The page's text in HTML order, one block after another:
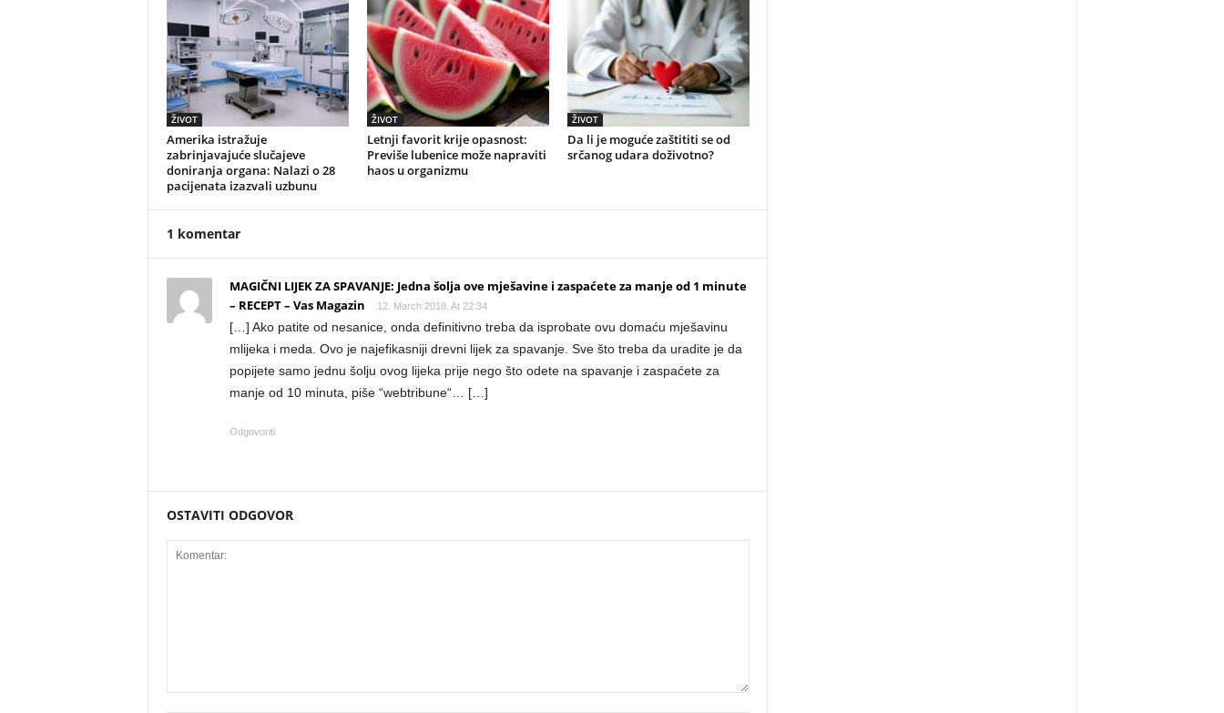
ŽIVOT
Amerika istražuje
zabrinjavajuće slučajeve
doniranja organa: Nalazi o 28
pacijenata izazvali uzbunu
ŽIVOT
Letnji favorit krije opasnost:
Previše lubenice može napraviti
haos u organizmu
ŽIVOT
Da li je moguće zaštititi se od
srčanog udara doživotno?
1 komentar
MAGIČNI LIJEK ZA SPAVANJE: Jedna šolja ove mješavine i zaspaćete za manje od 1 minute
– RECEPT – Vas Magazin
12. March 2018. At 22:34
[…] Ako patite od nesanice, onda definitivno treba da isprobate ovu domaću mješavinu
mlijeka i meda. Ovo je najefikasniji drevni lijek za spavanje. Sve što treba da uradite je da
popijete samo jednu šolju ovog lijeka prije nego što odete na spavanje i zaspaćete za
manje od 10 minuta, piše “webtribune“… […]
Odgovoriti
OSTAVITI ODGOVOR